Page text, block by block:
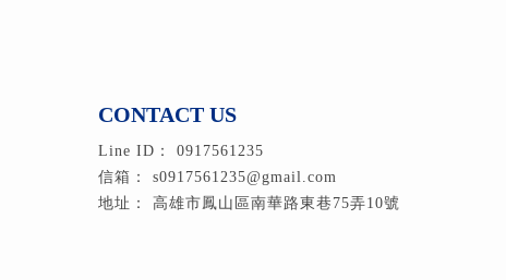
0917561235
s0917561235@gmail.com
高雄市鳳山區南華路東巷75弄10號